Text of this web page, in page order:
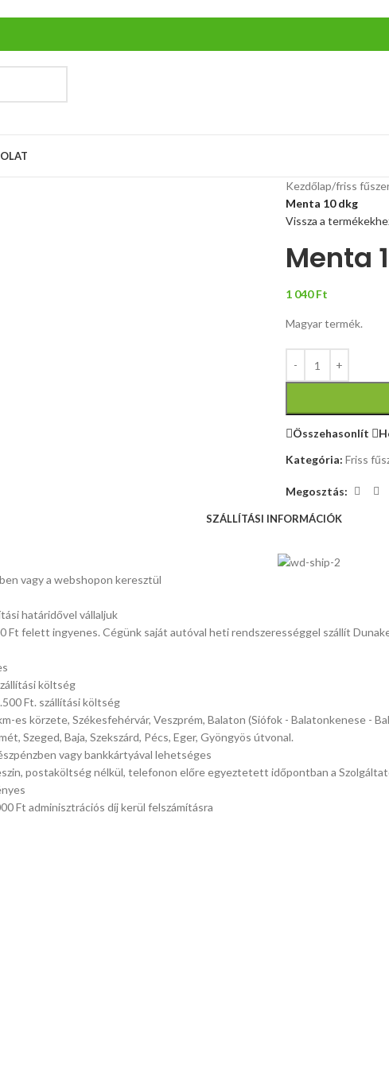
Kezdőlap/friss
Menta 10 dkg
Vissza a
Menta
1 040Ft
Magyar termék.
Összehasonlít
Kategória: Friss
Megosztás:
SZÁLLÍTÁSI INFORMÁCIÓK
vagy a webshopon keresztül
határidővel vállaljuk
Ft felett ingyenes. Cégünk saját autóval heti rendszerességgel szállít
költség
Ft. szállítási költség
es körzete, Székesfehérvár, Veszprém, Balaton (Siófok - Balatonkenese -
Szeged, Baja, Szekszárd, Pécs, Eger, Gyöngyös útvonal.
vagy bankkártyával lehetséges
postaköltség nélkül, telefonon előre egyeztetett időpontban a
Ft adminisztrációs díj kerül felszámításra